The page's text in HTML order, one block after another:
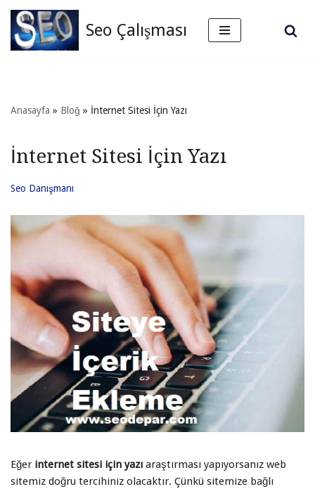
İçeriğe
geç
Seo Çalışması
Anasayfa » Bloğ » İnternet Sitesi İçin Yazı
İnternet Sitesi İçin Yazı
Seo Danışmanı
Eğer internet sitesi için yazı araştırması yapıyorsanız web
sitemiz doğru tercihiniz olacaktır. Çünkü sitemize bağlı